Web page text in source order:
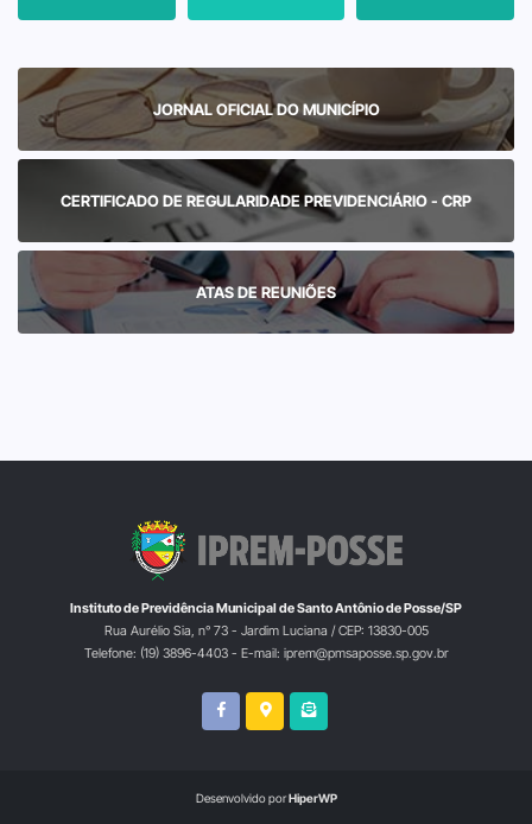
JORNAL OFICIAL DO MUNICÍPIO
CERTIFICADO DE REGULARIDADE PREVIDENCIÁRIO - CRP
ATAS DE REUNIÕES
Instituto de Previdência Municipal de Santo Antônio de Posse/SP
Rua Aurélio Sia, n° 73 - Jardim Luciana / CEP: 13830-005
Telefone: (19) 3896-4403 - E-mail: iprem@pmsaposse.sp.gov.br
Desenvolvido porHiperWP